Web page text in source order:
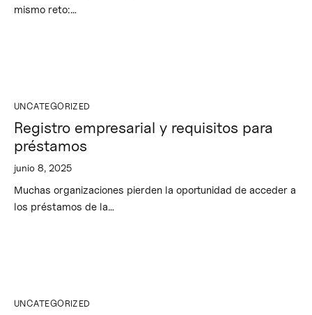
mismo reto:…
UNCATEGORIZED
Registro empresarial y requisitos para
préstamos
junio 8, 2025
Muchas organizaciones pierden la oportunidad de acceder a
los préstamos de la…
UNCATEGORIZED